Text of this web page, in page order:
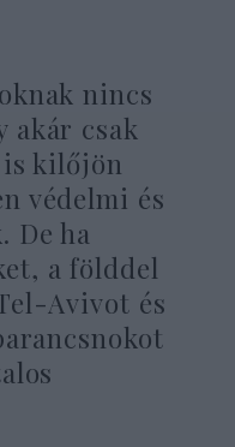
nincs
akár csak
kilőjön
védelmi és
De ha
a földdel
Avivot és